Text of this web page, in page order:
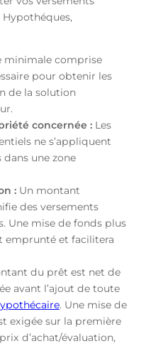
minimale comprise
pour obtenir les
de la solution
concernée : Les
ne s’appliquent
dans une zone
: Un montant
des versements
Une mise de fonds plus
emprunté et facilitera
du prêt est net de
avant l’ajout de toute
. Une mise de
exigée sur la première
d’achat/évaluation,